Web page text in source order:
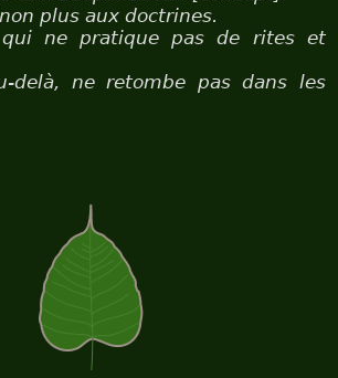
plus aux doctrines.
qui ne pratique pas de rites et
delà, ne retombe pas dans les